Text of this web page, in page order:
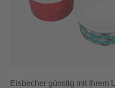
Eisbecher günstig mit Ihrem